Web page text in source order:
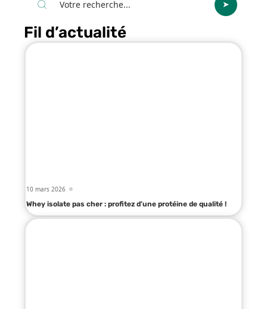
Fil d’actualité
10 mars 2026
Whey isolate pas cher : profitez d’une protéine de qualité !